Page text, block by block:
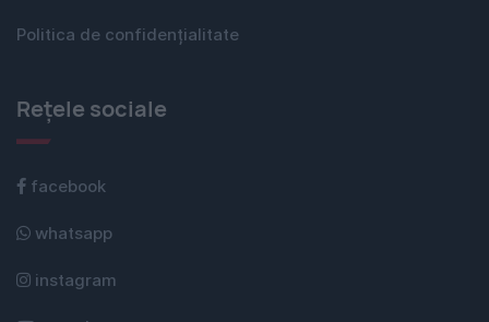
Politica de confidențialitate
Rețele sociale
facebook
whatsapp
instagram